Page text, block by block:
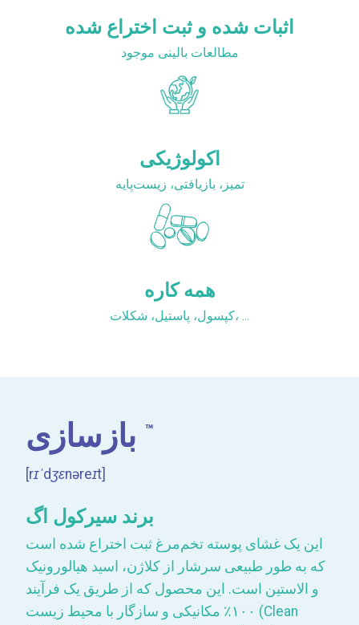
اثبات شده و ثبت اختراع شده
مطالعات بالینی موجود
اکولوژیکی
تمیز، بازیافتی، زیست‌پایه
همه کاره
کپسول، پاستیل، شکلات، ...
™
[rɪˈdʒɛnəreɪt]
برند سیرکول اگ
این یک غشای پوسته تخم‌مرغ ثبت اختراع شده است
که به طور طبیعی سرشار از کلاژن، اسید هیالورونیک
و الاستین است. این محصول که از طریق یک فرآیند
۱۰۰٪ مکانیکی و سازگار با محیط زیست (Clean